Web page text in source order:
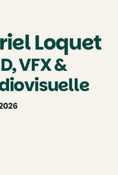
Loquet
VFX &